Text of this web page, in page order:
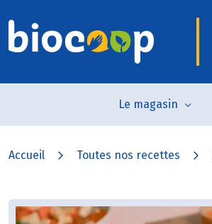
Le magasin
Accueil Toutes nos recettes